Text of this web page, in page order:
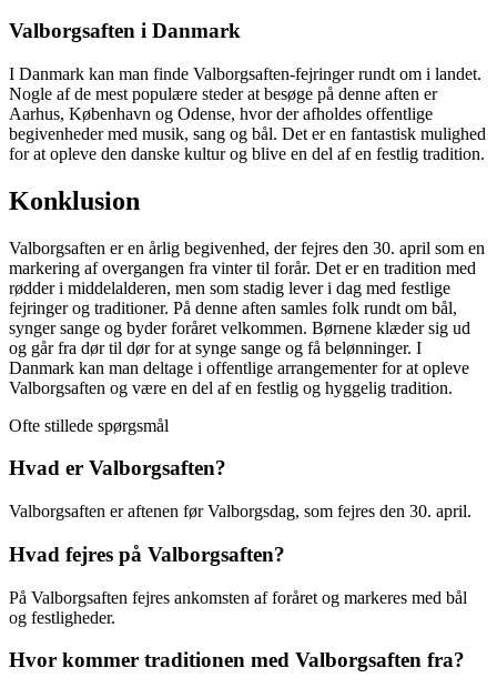
Valborgsaften i Danmark
I Danmark kan man finde Valborgsaften-fejringer rundt om i landet.
Nogle af de mest populære steder at besøge på denne aften er
Aarhus, København og Odense, hvor der afholdes offentlige
begivenheder med musik, sang og bål. Det er en fantastisk mulighed
for at opleve den danske kultur og blive en del af en festlig tradition.
Konklusion
Valborgsaften er en årlig begivenhed, der fejres den 30. april som en
markering af overgangen fra vinter til forår. Det er en tradition med
rødder i middelalderen, men som stadig lever i dag med festlige
fejringer og traditioner. På denne aften samles folk rundt om bål,
synger sange og byder foråret velkommen. Børnene klæder sig ud
og går fra dør til dør for at synge sange og få belønninger. I
Danmark kan man deltage i offentlige arrangementer for at opleve
Valborgsaften og være en del af en festlig og hyggelig tradition.
Ofte stillede spørgsmål
Hvad er Valborgsaften?
Valborgsaften er aftenen før Valborgsdag, som fejres den 30. april.
Hvad fejres på Valborgsaften?
På Valborgsaften fejres ankomsten af foråret og markeres med bål
og festligheder.
Hvor kommer traditionen med Valborgsaften fra?